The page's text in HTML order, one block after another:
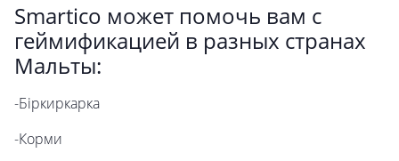
Smartico может помочь вам с
геймификацией в разных странах
Мальты:
-Біркиркарка
-Корми